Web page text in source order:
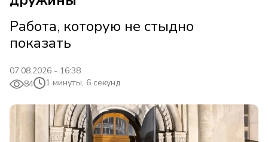
Работа, которую не стыдно
показать
07.08.2026 - 16:38
84
1 минуты, 6 секунд